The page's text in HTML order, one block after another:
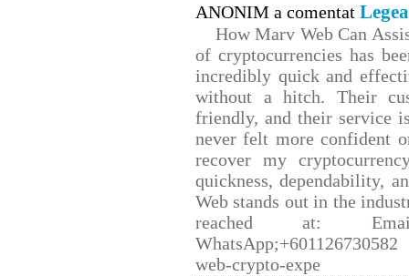
ANONIM a comentat
How Marv Web Can
of cryptocurrencies has
incredibly quick and
without a hitch. Their
friendly, and their service
never felt more confident
recover my
quickness, dependability,
Web stands out in the
reached at: Email
web-crypto-expe